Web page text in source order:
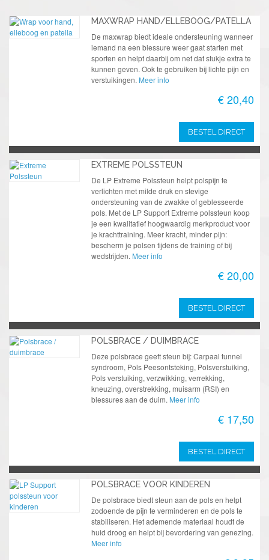
MAXWRAP HAND/ELLEBOOG/PATELLA
De maxwrap biedt ideale ondersteuning wanneer
iemand na een blessure weer gaat starten met
sporten en helpt daarbij om net dat stukje extra te
kunnen geven. Ook te gebruiken bij lichte pijn en
verstuikingen. Meer info
€ 20,40
BESTEL DIRECT
EXTREME POLSSTEUN
De LP Extreme Polssteun helpt polspijn te
verlichten met milde druk en stevige
ondersteuning van de zwakke of geblesseerde
pols. Met de LP Support Extreme polssteun koop
je een kwalitatief hoogwaardig merkproduct voor
je krachttraining. Meer kracht, minder pijn:
bescherm je polsen tijdens de training of bij
wedstrijden. Meer info
€ 20,00
BESTEL DIRECT
POLSBRACE / DUIMBRACE
Deze polsbrace geeft steun bij: Carpaal tunnel
syndroom, Pols Peesontsteking, Polsverstuiking,
Pols verstuiking, verzwikking, verrekking,
kneuzing, overstrekking, muisarm (RSI) en
blessures aan de duim. Meer info
€ 17,50
BESTEL DIRECT
POLSBRACE VOOR KINDEREN
De polsbrace biedt steun aan de pols en helpt
zodoende de pijn te verminderen en de pols te
stabiliseren. Het ademende materiaal houdt de
huid droog en helpt bij bevordering van genezing.
Meer info